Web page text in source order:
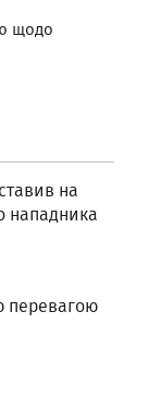
щодо
на
нападника
перевагою